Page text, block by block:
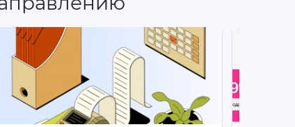
преподавателей, много полезной
порой приходилось самой